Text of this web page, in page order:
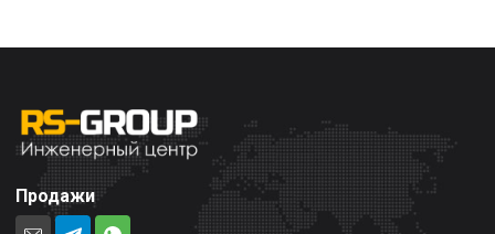
Продажи